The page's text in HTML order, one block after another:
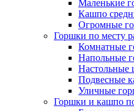
Маленькие
Кашпо
Огромные
Горшки по месту
Комнатные
Напольные
Настольные
Подвесные
Уличные
Горшки и кашпо